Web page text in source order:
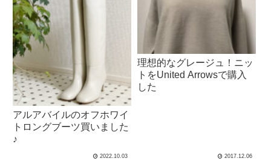
アルアバイルのオフホワイ
トロングブーツ買いました
♪
2022.10.03
理想的なグレージュ！ニッ
トをUnited Arrowsで購入
した
2017.12.06